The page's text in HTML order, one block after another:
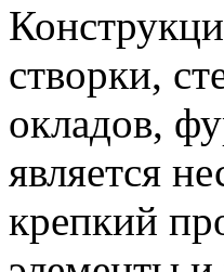
створки,
окладов,
является
крепкий